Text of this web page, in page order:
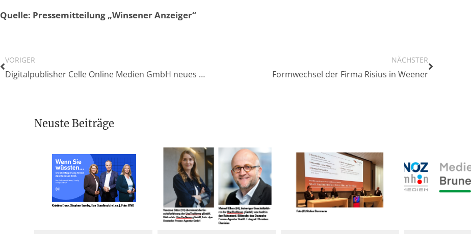
Quelle: Pressemitteilung „Winsener Anzeiger“
VORIGER
Digitalpublisher Celle Online Medien GmbH neues Sondermitglied im VNZV
NÄCHSTER
Formwechsel der Firma Risius in Weener
Neuste Beiträge